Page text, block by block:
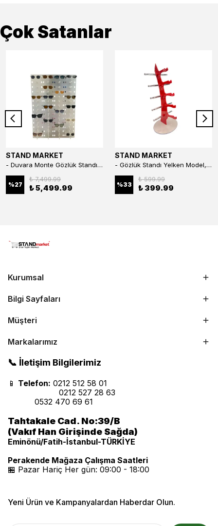
Çok Satanlar
STAND MARKET
- Duvara Monte Gözlük Standı 56'li Pleksi Glass | 99x67 cm Gözlük Teşhir Standı
%27
₺ 7,499.99
₺ 5,499.99
STAND MARKET
- Gözlük Standı Yelken Model, 5 Gözlük Kapasiteli Standı Kırmızı
%33
₺ 599.99
₺ 399.99
Kurumsal
Bilgi Sayfaları
Müşteri
Markalarımız
📞 İletişim Bilgilerimiz
📱 Telefon: 0212 512 58 01
0212 527 28 63
0532 470 69 61
Tahtakale Cad. No:39/B
(Vakıf Han Girişinde Sağda)
Eminönü/Fatih-İstanbul-TÜRKİYE
Perakende Mağaza Çalışma Saatleri
🏪 Pazar Hariç Her gün: 09:00 - 18:00
Yeni Ürün ve Kampanyalardan Haberdar Olun.